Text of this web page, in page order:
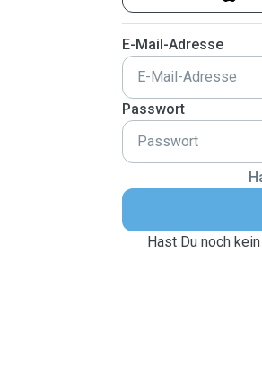
E-Mail-Adresse
Passwort
Hast Du noch